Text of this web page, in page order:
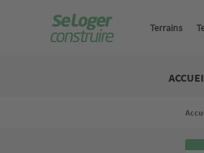
Terrains
Fil